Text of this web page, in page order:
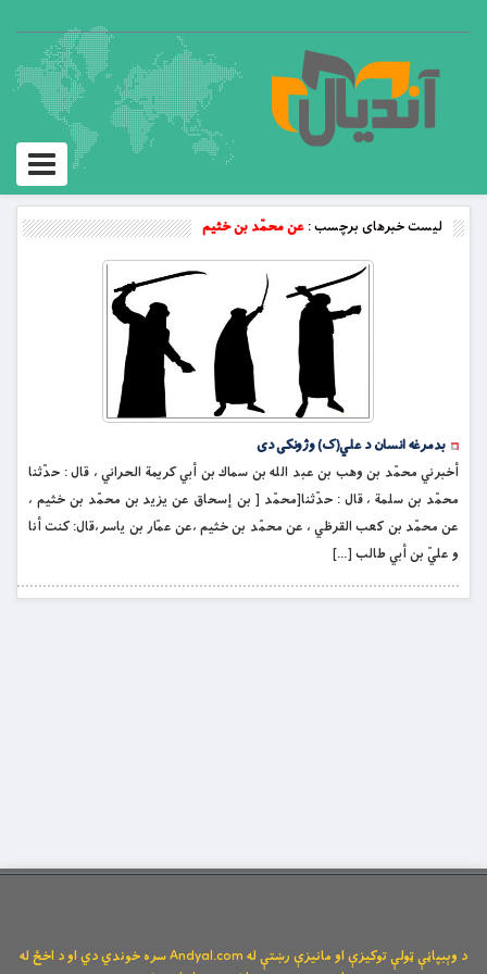
Toggle
لیست خبرهای برچسب :عن محمّد بن خثيم
بدمرغه انسان د علي(ک) وژونكى دى
أخبرني محمّد بن وهب بن عبد الله بن سماك بن أبي كريمة الحراني ، قال : حدّثنا
محمّد بن سلمة ، قال :‌ حدّثنا[محمّد [ بن إسحاق عن يزيد بن محمّد بن خثيم ،
عن محمّد بن كعب القرظي ، عن محمّد بن خثيم ،عن عمّار بن ياسر،قال: كنت أنا
و عليّ بن أبي طالب […]
د وېبپاڼې ټولې توکیزې او مانیزې رښتې له Andyal.com سره خوندي دي او د اخځ له